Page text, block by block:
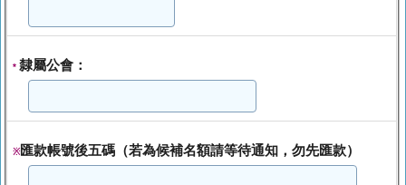
* 隸屬公會：
※匯款帳號後五碼（若為候補名額請等待通知，勿先匯款）